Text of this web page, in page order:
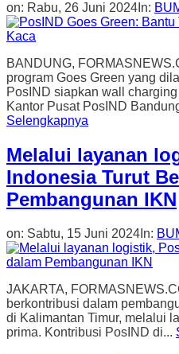
on: Rabu, 26 Juni 2024 In:
BANDUNG,
program Goes Green yang
PosIND siapkan wall
Kantor Pusat PosIND
Selengkapnya
Melalui layanan
Indonesia Turut
Pembangunan IKN
on: Sabtu, 15 Juni 2024 In:
JAKARTA,
berkontribusi dalam
di Kalimantan Timur, melalui
prima. Kontribusi PosIND di...